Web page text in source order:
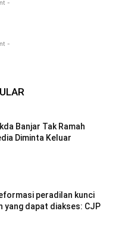
-
-
Banjar Tak Ramah
Diminta Keluar
peradilan kunci
yang dapat diakses: CJP